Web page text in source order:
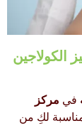
الكولاجين
في مركز
لكِ من